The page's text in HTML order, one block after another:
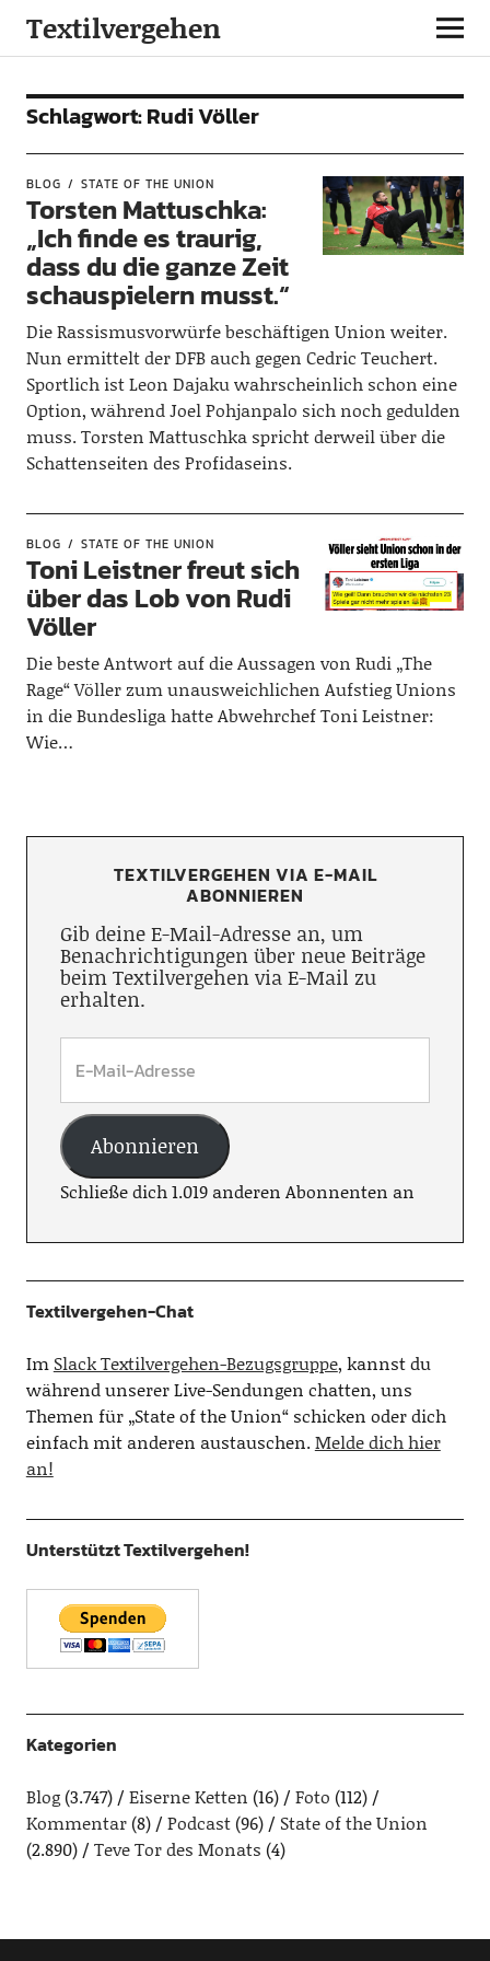
Textilvergehen
Schlagwort:Rudi Völler
BLOG STATE OF THE UNION
Torsten Mattuschka:
„Ich finde es traurig,
dass du die ganze Zeit
schauspielern musst.“
Die Rassismusvorwürfe beschäftigen Union weiter.
Nun ermittelt der DFB auch gegen Cedric Teuchert.
Sportlich ist Leon Dajaku wahrscheinlich schon eine
Option, während Joel Pohjanpalo sich noch gedulden
muss. Torsten Mattuschka spricht derweil über die
Schattenseiten des Profidaseins.
BLOG STATE OF THE UNION
Toni Leistner freut sich
über das Lob von Rudi
Völler
Die beste Antwort auf die Aussagen von Rudi „The
Rage“ Völler zum unausweichlichen Aufstieg Unions
in die Bundesliga hatte Abwehrchef Toni Leistner:
Wie…
TEXTILVERGEHEN VIA E-MAIL
ABONNIEREN
Gib deine E-Mail-Adresse an, um
Benachrichtigungen über neue Beiträge
beim Textilvergehen via E-Mail zu
erhalten.
Abonnieren
Schließe dich 1.019 anderen Abonnenten an
Textilvergehen-Chat
Im Slack Textilvergehen-Bezugsgruppe, kannst du
während unserer Live-Sendungen chatten, uns
Themen für „State of the Union“ schicken oder dich
einfach mit anderen austauschen.Melde dich hier
an!
Unterstützt Textilvergehen!
Kategorien
Blog(3.747) Eiserne Ketten (16) Foto (112)
Kommentar(8) Podcast(96)
State of the Union
(2.890)
Teve Tor des Monats (4)